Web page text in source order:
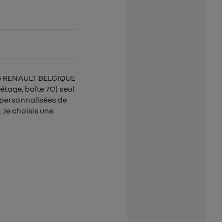
BELGIQUE
boîte 7C) seul
de
Je choisis une